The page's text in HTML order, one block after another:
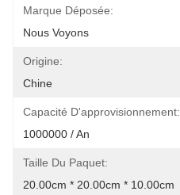
Marque Déposée:
Nous Voyons
Origine:
Chine
Capacité D'approvisionnement:
1000000 / An
Taille Du Paquet:
20.00cm * 20.00cm * 10.00cm